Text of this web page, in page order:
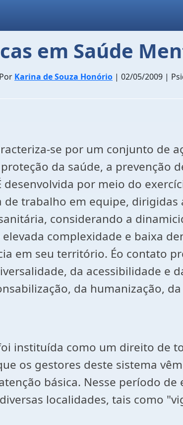
em Saúde
Por Karina de Souza Honório | 02/05/2009 |
se por um conjunto de
da saúde, a prevenção
por meio do
trabalho em equipe,
considerando a
complexidade e baixa
em seu território. Éo contato
da acessibilidade e
da humanização,
instituída como um direito de
os gestores deste sistema
básica. Nesse período de
localidades, tais como